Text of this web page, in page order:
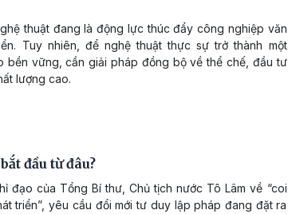
thuật đang là động lực thúc đẩy công nghiệp văn
Tuy nhiên, để nghệ thuật thực sự trở thành một
bền vững, cần giải pháp đồng bộ về thể chế, đầu tư
lượng cao.
đầu từ đâu?
đạo của Tổng Bí thư, Chủ tịch nước Tô Lâm về “coi
triển”, yêu cầu đổi mới tư duy lập pháp đang đặt ra